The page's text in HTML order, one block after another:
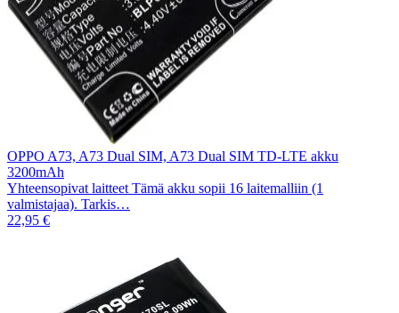
OPPO A73, A73 Dual SIM, A73 Dual SIM TD-LTE akku
3200mAh
Yhteensopivat laitteet Tämä akku sopii 16 laitemalliin (1
valmistajaa). Tarkis…
22,95 €